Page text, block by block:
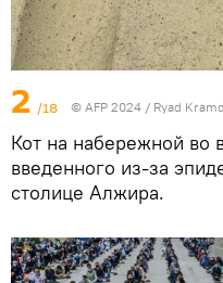
2 /18 © AFP 2024 / Ryad
Кот на набережной во
введенного из-за
столице Алжира.